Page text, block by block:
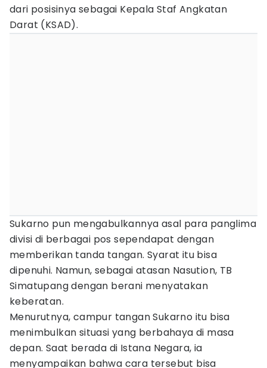
dari posisinya sebagai Kepala Staf Angkatan
Darat (KSAD).
Sukarno pun mengabulkannya asal para panglima
divisi di berbagai pos sependapat dengan
memberikan tanda tangan. Syarat itu bisa
dipenuhi. Namun, sebagai atasan Nasution, TB
Simatupang dengan berani menyatakan
keberatan.
Menurutnya, campur tangan Sukarno itu bisa
menimbulkan situasi yang berbahaya di masa
depan. Saat berada di Istana Negara, ia
menyampaikan bahwa cara tersebut bisa